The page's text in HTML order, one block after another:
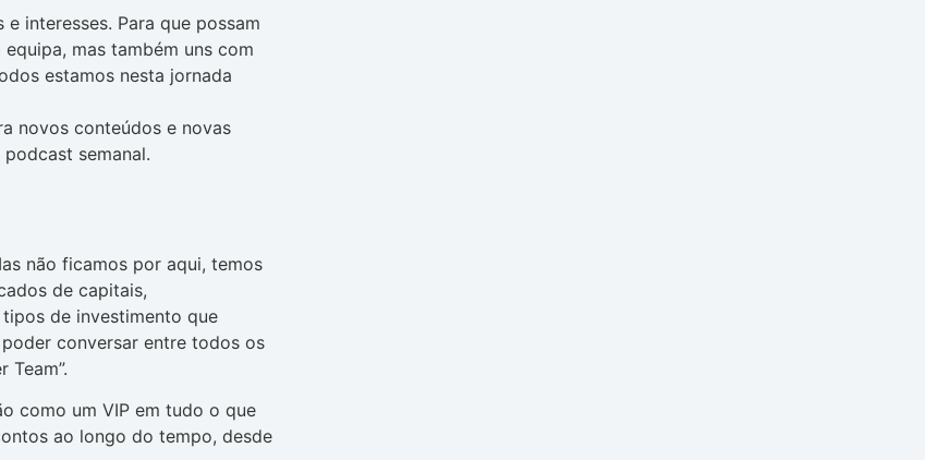
interesses. Para que possam
mas também uns com
estamos nesta jornada
novos conteúdos e novas
semanal.
não ficamos por aqui, temos
de capitais,
de investimento que
conversar entre todos os
como um VIP em tudo o que
ao longo do tempo, desde